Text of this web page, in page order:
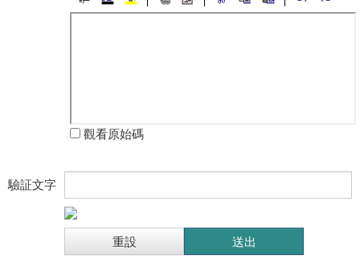
觀看原始碼
驗証文字